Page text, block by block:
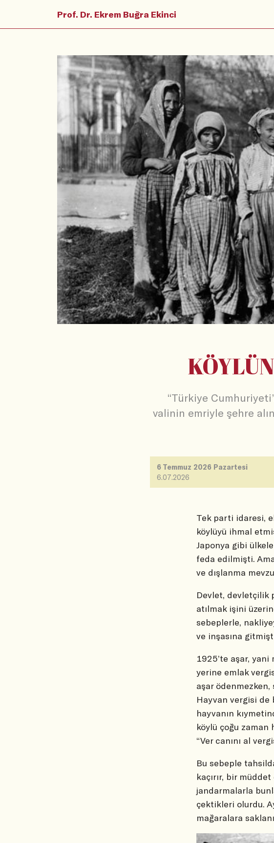
Prof. Dr. Ekrem Buğra Ekinci
“Türkiye
valinin emriyle şehre
6 Temmuz 2026 Pazartesi
6.07.2026
Tek parti idaresi,
köylüyü ihmal
Japonya gibi
feda edilmişti.
ve dışlanma
Devlet, devletçilik
atılmak işini
sebeplerle,
ve inşasına
1925’te aşar, yani
yerine emlak
aşar
Hayvan vergisi de
hayvanın
köylü çoğu zaman
“Ver canını al
Bu sebeple
kaçırır, bir
jandarmalarla
çektikleri olurdu.
mağaralara